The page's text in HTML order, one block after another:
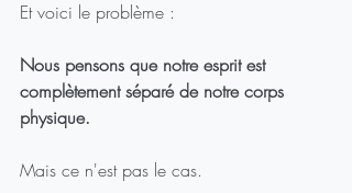
Et voici le problème :
Nous pensons que notre esprit est
complètement séparé de notre corps
physique.
Mais ce n'est pas le cas.